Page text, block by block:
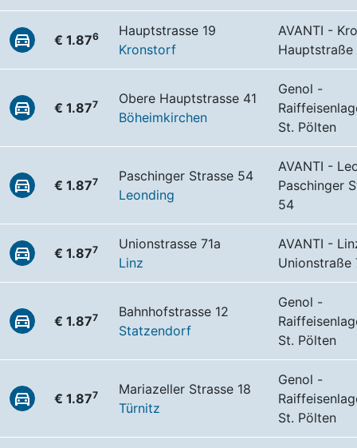
€ 1.876
Hauptstrasse 19
Kronstorf
AVANTI -
Hauptstraße
€ 1.877
Obere Hauptstrasse 41
Böheimkirchen
Genol -
St. Pölten
€ 1.877
Paschinger Strasse 54
Leonding
AVANTI -
Paschinger
54
€ 1.877
Unionstrasse 71a
Linz
AVANTI -
Unionstraße
€ 1.877
Bahnhofstrasse 12
Statzendorf
Genol -
St. Pölten
€ 1.877
Mariazeller Strasse 18
Türnitz
Genol -
St. Pölten